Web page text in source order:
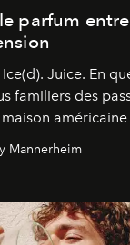
parfum
Juice. En
familiers des
intuitive que
Mannerheim